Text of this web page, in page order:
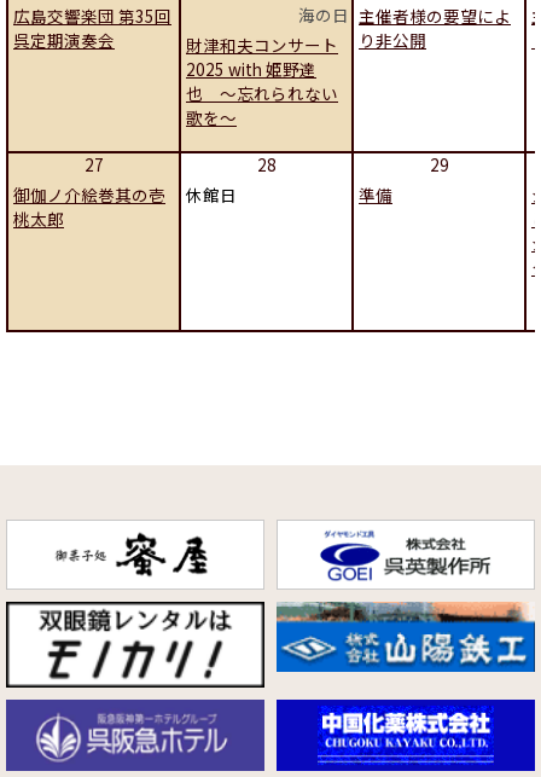
広島交響楽団 第35回
呉定期演奏会
海の日
財津和夫コンサート
2025 with 姫野達
也 ～忘れられない
歌を～
主催者様の要望によ
り非公開
27
御伽ノ介絵巻其の壱
桃太郎
28
休館日
29
準備